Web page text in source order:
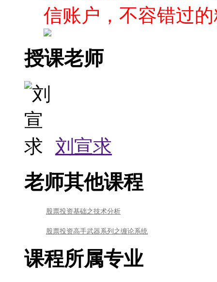
信账户，不容错过
授课老师
刘宣求
老师其他课程
股票投资基础之技术分析
股票投资高手武器系列之缠论系统
课程所属专业